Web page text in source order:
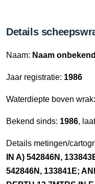
Details
Naam: Naam onbekend
Jaar registratie: 1986
Waterdiepte boven wrak:
Bekend sinds: 1986,
Details metingen/
IN A) 542846N,
542846N, 133841E;